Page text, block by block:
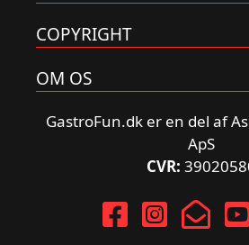
COPYRIGHT
OM OS
GastroFun.dk er en del af
ApS
CVR: